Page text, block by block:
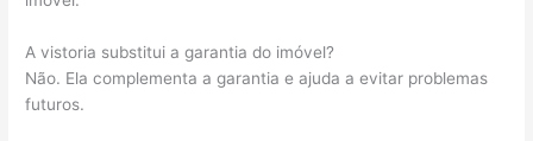
A vistoria substitui a garantia do imóvel?
Não. Ela complementa a garantia e ajuda a evitar problemas
futuros.